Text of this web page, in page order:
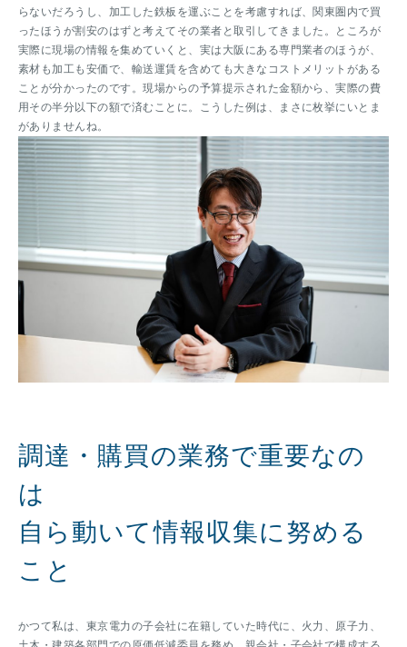
らないだろうし、加工した鉄板を運ぶことを考慮すれば、関東圏内で買
ったほうが割安のはずと考えてその業者と取引してきました。ところが
実際に現場の情報を集めていくと、実は大阪にある専門業者のほうが、
素材も加工も安価で、輸送運賃を含めても大きなコストメリットがある
ことが分かったのです。現場からの予算提示された金額から、実際の費
用その半分以下の額で済むことに。こうした例は、まさに枚挙にいとま
がありませんね。
調達・購買の業務で重要なの
は
自ら動いて情報収集に努める
こと
かつて私は、東京電力の子会社に在籍していた時代に、火力、原子力、